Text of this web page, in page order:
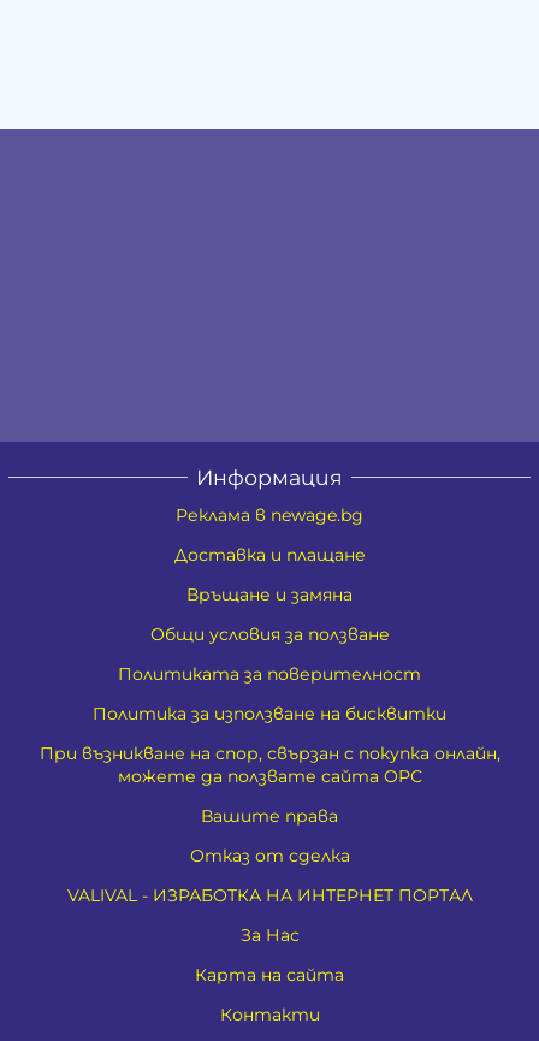
Информация
Реклама в newage.bg
Доставка и плащане
Връщане и замяна
Общи условия за ползване
Политиката за поверителност
Политика за използване на бисквитки
При възникване на спор, свързан с покупка онлайн,
можете да ползвате сайта ОРС
Вашите права
Отказ от сделка
VALIVAL - ИЗРАБОТКА НА ИНТЕРНЕТ ПОРТАЛ
За Нас
Карта на сайта
Контакти